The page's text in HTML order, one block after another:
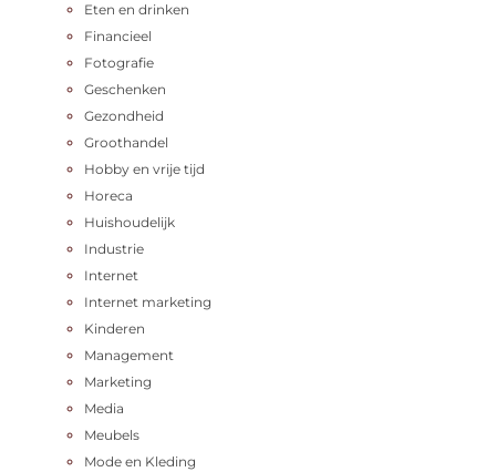
Eten en drinken
Financieel
Fotografie
Geschenken
Gezondheid
Groothandel
Hobby en vrije tijd
Horeca
Huishoudelijk
Industrie
Internet
Internet marketing
Kinderen
Management
Marketing
Media
Meubels
Mode en Kleding